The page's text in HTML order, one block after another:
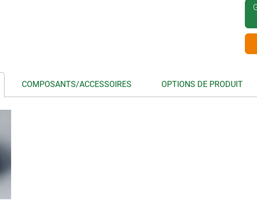
COMPOSANTS/ACCESSOIRES OPTIONS DE PRODUIT